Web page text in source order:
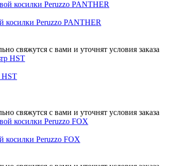
косилки Peruzzo PANTHER
свяжутся с вами и уточнят условия заказа
HST
свяжутся с вами и уточнят условия заказа
косилки Peruzzo FOX